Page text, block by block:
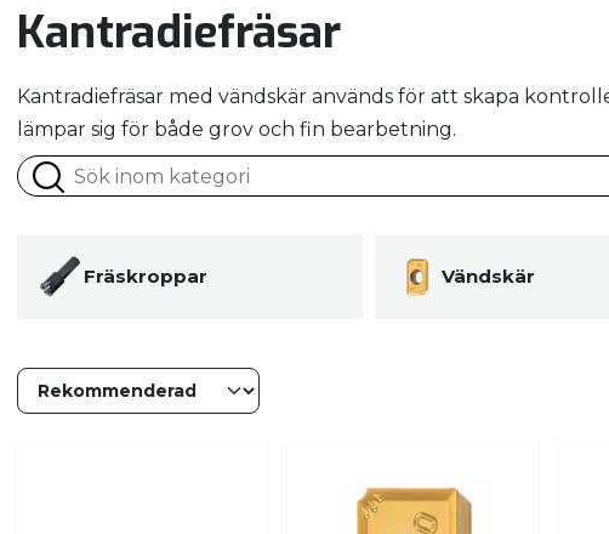
Kantradiefräsar
Kantradiefräsar med vändskär används för att skapa
lämpar sig för både grov och fin bearbetning.
Fräskroppar Vändskär